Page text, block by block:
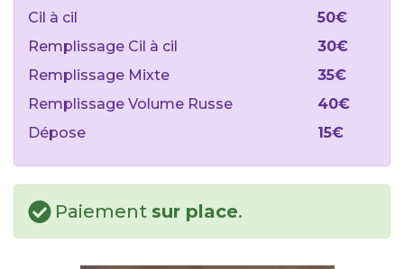
Cil à cil
50€
Remplissage Cil à cil
30€
Remplissage Mixte
35€
Remplissage Volume Russe
40€
Dépose
15€
Paiement sur place.